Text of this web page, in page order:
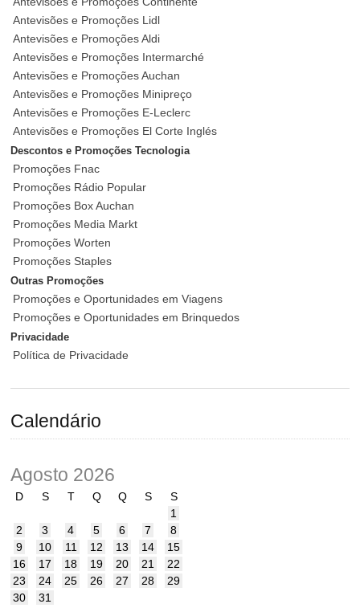
Antevisões e Promoções Lidl
Antevisões e Promoções Aldi
Antevisões e Promoções Intermarché
Antevisões e Promoções Auchan
Antevisões e Promoções Minipreço
Antevisões e Promoções E-Leclerc
Antevisões e Promoções El Corte Inglés
Descontos e Promoções Tecnologia
Promoções Fnac
Promoções Rádio Popular
Promoções Box Auchan
Promoções Media Markt
Promoções Worten
Promoções Staples
Outras Promoções
Promoções e Oportunidades em Viagens
Promoções e Oportunidades em Brinquedos
Privacidade
Política de Privacidade
Calendário
Agosto 2026
D S T Q Q S
S
1
2
3 4 5 6 7
8
9
10 11 12 13 14
15
16
17 18 19 20 21
22
23
24 25 26 27 28
29
30
31